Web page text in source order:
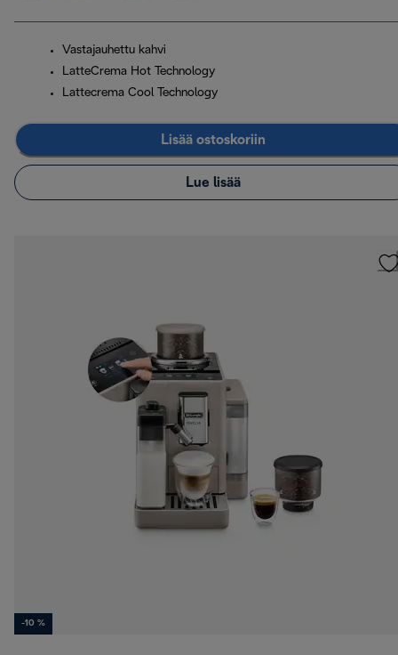
Vastajauhettu kahvi
LatteCrema Hot Technology
Lattecrema Cool Technology
Lisää ostoskoriin
Lue lisää
-10 %